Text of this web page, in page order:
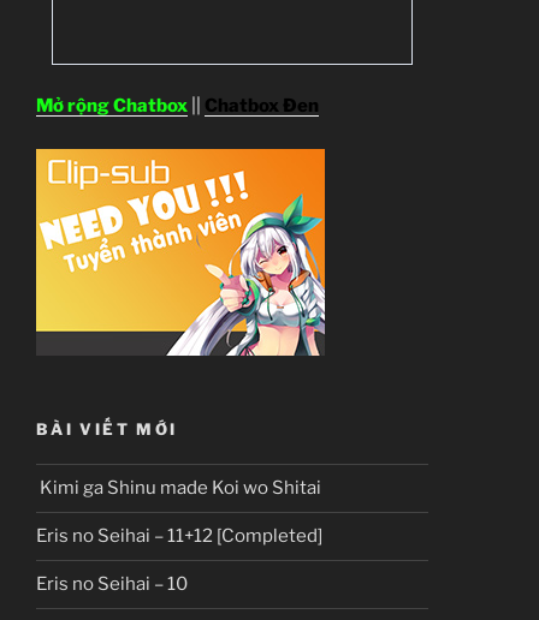
Mở rộng Chatbox Chatbox Đen
BÀI VIẾT MỚI
Kimi ga Shinu made Koi wo Shitai
Eris no Seihai – 11+12 [Completed]
Eris no Seihai – 10